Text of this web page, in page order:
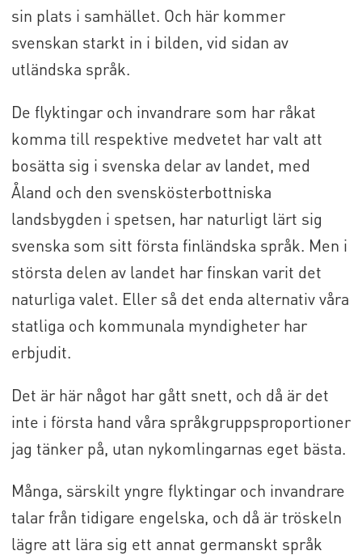
sin plats i samhället. Och här kommer
svenskan starkt in i bilden, vid sidan av
utländska språk.
De flyktingar och invandrare som har råkat
komma till respektive medvetet har valt att
bosätta sig i svenska delar av landet, med
Åland och den svenskösterbottniska
landsbygden i spetsen, har naturligt lärt sig
svenska som sitt första finländska språk. Men i
största delen av landet har finskan varit det
naturliga valet. Eller så det enda alternativ våra
statliga och kommunala myndigheter har
erbjudit.
Det är här något har gått snett, och då är det
inte i första hand våra språkgruppsproportioner
jag tänker på, utan nykomlingarnas eget bästa.
Många, särskilt yngre flyktingar och invandrare
talar från tidigare engelska, och då är tröskeln
lägre att lära sig ett annat germanskt språk